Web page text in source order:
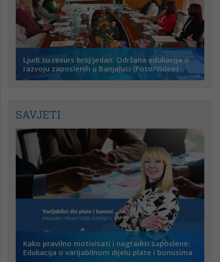
Ljudi su resurs broj jedan: Održana edukacija o
razvoju zaposlenih u Banjaluci (Foto/Video)
SAVJETI
Kako pravilno motivisati i nagraditi zaposlene:
Edukacija o varijabilnom dijelu plate i bonusima